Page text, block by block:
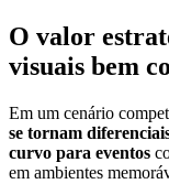
O valor
visuais bem
Em um cenário
se tornam
curvo para eventos
em ambientes